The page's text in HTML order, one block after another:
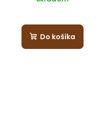
Do košíka